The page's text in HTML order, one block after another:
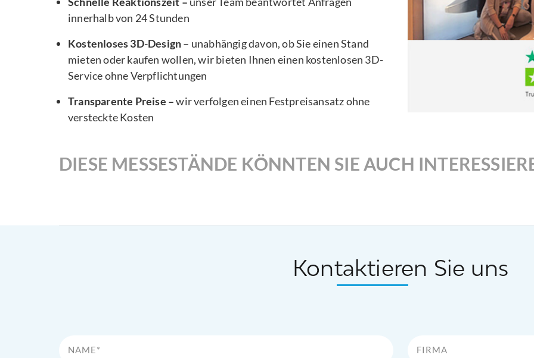
innerhalb von 24 Stunden
Kostenloses 3D-Design – unabhängig davon, ob Sie einen Stand
mieten oder kaufen wollen, wir bieten Ihnen einen kostenlosen 3D-
Service ohne Verpflichtungen
Transparente Preise –wir verfolgen einen Festpreisansatz ohne
versteckte Kosten
DIESE MESSESTÄNDE KÖNNTEN SIE AUCH
Kontaktieren Sie uns